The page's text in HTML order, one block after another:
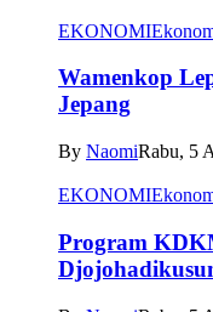
EKONOMI
Wamenkop
Jepang
By NaomiRabu, 5
EKONOMI
Program